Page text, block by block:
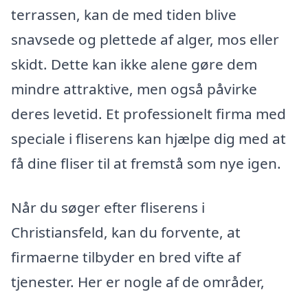
terrassen, kan de med tiden blive
snavsede og plettede af alger, mos eller
skidt. Dette kan ikke alene gøre dem
mindre attraktive, men også påvirke
deres levetid. Et professionelt firma med
speciale i fliserens kan hjælpe dig med at
få dine fliser til at fremstå som nye igen.
Når du søger efter fliserens i
Christiansfeld, kan du forvente, at
firmaerne tilbyder en bred vifte af
tjenester. Her er nogle af de områder,